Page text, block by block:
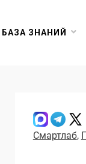
БАЗА ЗНАНИЙ
Смартлаб,